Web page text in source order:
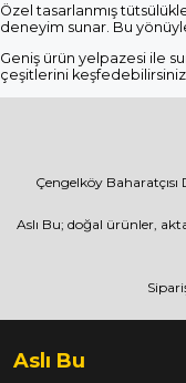
Özel tasarlanmış
deneyim sunar. Bu
Geniş ürün yelpazesi ile
çeşitlerini
Çengelköy
Aslı Bu; doğal ürünler,
Aslı Bu